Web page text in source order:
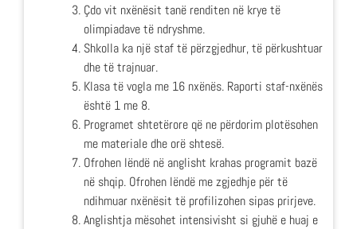
Çdo vit nxënësit tanë renditen në krye të
olimpiadave të ndryshme.
Shkolla ka një staf të përzgjedhur, të përkushtuar
dhe të trajnuar.
Klasa të vogla me 16 nxënës. Raporti staf-nxënës
është 1 me 8.
Programet shtetërore që ne përdorim plotësohen
me materiale dhe orë shtesë.
Ofrohen lëndë në anglisht krahas programit bazë
në shqip. Ofrohen lëndë me zgjedhje për të
ndihmuar nxënësit të profilizohen sipas prirjeve.
Anglishtja mësohet intensivisht si gjuhë e huaj e